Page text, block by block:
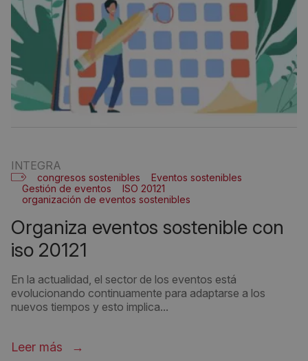
INTEGRA
congresos sostenibles
Eventos sostenibles
Gestión de eventos
ISO 20121
organización de eventos sostenibles
organiza eventos sostenible con
iso 20121
En la actualidad, el sector de los eventos está
evolucionando continuamente para adaptarse a los
nuevos tiempos y esto implica...
Leer más